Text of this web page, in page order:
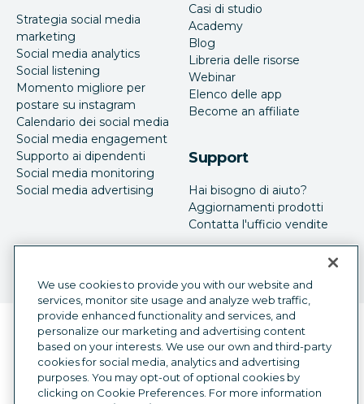
Strategia social media
marketing
Social media analytics
Social listening
Momento migliore per
postare su instagram
Calendario dei social media
Social media engagement
Supporto ai dipendenti
Social media monitoring
Social media advertising
Casi di studio
Academy
Blog
Libreria delle risorse
Webinar
Elenco delle app
Become an affiliate
Support
Hai bisogno di aiuto?
Aggiornamenti prodotti
Contatta l'ufficio vendite
Selettore della lingua
Italian
©2026 Hootsuite Inc. Tutti i diritti sono riservati.
Legal Center
Trust Center
Privacy
We use cookies to provide you with our website and
services, monitor site usage and analyze web traffic,
provide enhanced functionality and services, and
personalize our marketing and advertising content
based on your interests. We use our own and third-party
cookies for social media, analytics and advertising
purposes. You may opt-out of optional cookies by
clicking on Cookie Preferences. For more information